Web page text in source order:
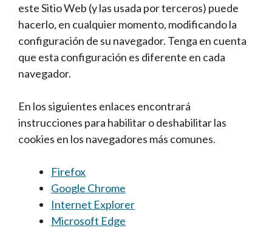
este Sitio Web (y las usada por terceros) puede
hacerlo, en cualquier momento, modificando la
configuración de su navegador. Tenga en cuenta
que esta configuración es diferente en cada
navegador.
En los siguientes enlaces encontrará
instrucciones para habilitar o deshabilitar las
cookies en los navegadores más comunes.
Firefox
Google Chrome
Internet Explorer
Microsoft Edge